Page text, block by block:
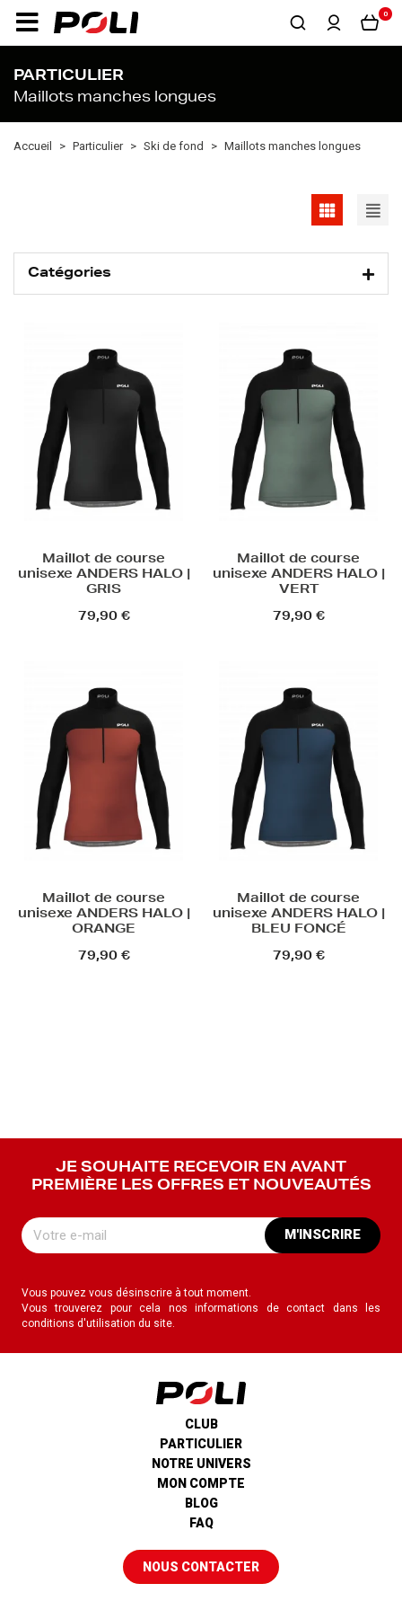
0
PARTICULIER
Maillots manches longues
Accueil Particulier Ski de fond Maillots manches longues
Catégories
Maillot de course
unisexe ANDERS HALO |
GRIS
79,90 €
Maillot de course
unisexe ANDERS HALO |
VERT
79,90 €
Maillot de course
unisexe ANDERS HALO |
ORANGE
79,90 €
Maillot de course
unisexe ANDERS HALO |
BLEU FONCÉ
79,90 €
JE SOUHAITE RECEVOIR EN AVANT
PREMIÈRE LES OFFRES ET NOUVEAUTÉS
M'INSCRIRE
Vous pouvez vous désinscrire à tout moment.
Vous trouverez pour cela nos informations de contact dans les
conditions d'utilisation du site.
CLUB
PARTICULIER
NOTRE UNIVERS
MON COMPTE
BLOG
FAQ
NOUS CONTACTER